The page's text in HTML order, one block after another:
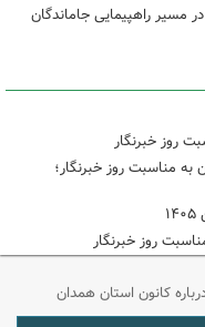
مسیر راهپیمایی جاماندگان
روز خبرنگار
مناسبت روز خبرنگار؛
روز خبرنگار
کانون استان همدان